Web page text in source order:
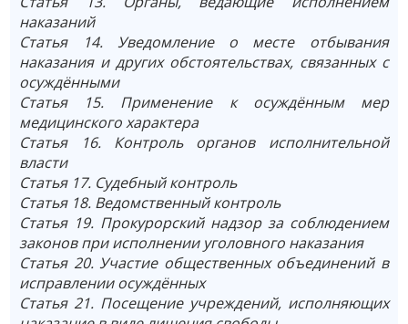
наказаний
Статья 14. Уведомление о месте отбывания
наказания и других обстоятельствах, связанных с
осуждёнными
Статья 15. Применение к осуждённым мер
медицинского характера
Статья 16. Контроль органов исполнительной
власти
Статья 17. Судебный контроль
Статья 18. Ведомственный контроль
Статья 19. Прокурорский надзор за соблюдением
законов при исполнении уголовного наказания
Статья 20. Участие общественных объединений в
исправлении осуждённых
Статья 21. Посещение учреждений, исполняющих